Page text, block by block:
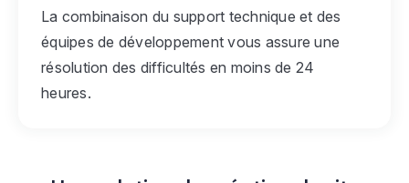
La combinaison du support technique et des
équipes de développement vous assure une
résolution des difficultés en moins de 24
heures.